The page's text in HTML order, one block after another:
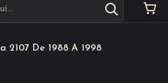
De 1988 A 1998